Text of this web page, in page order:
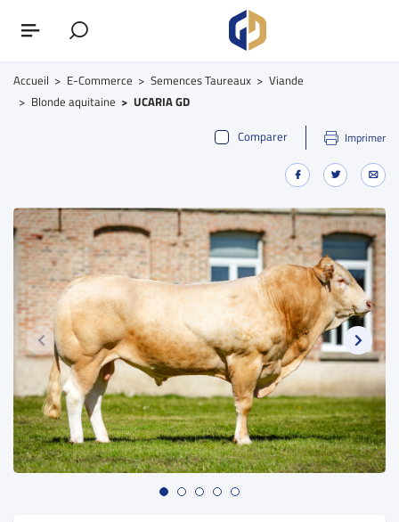
Accueil E-Commerce Semences Taureaux
Viande
Blonde aquitaine
UCARIA GD
Comparer
Imprimer